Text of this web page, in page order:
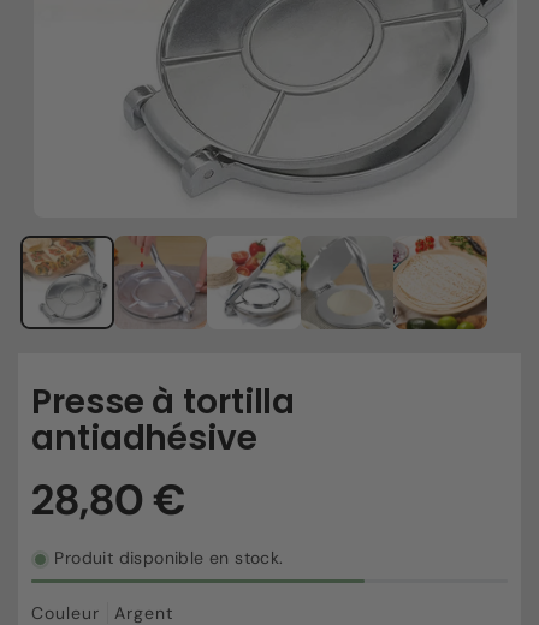
Presse à tortilla
antiadhésive
Produit disponible en stock.
Couleur Argent